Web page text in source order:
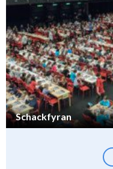
Schackfyran